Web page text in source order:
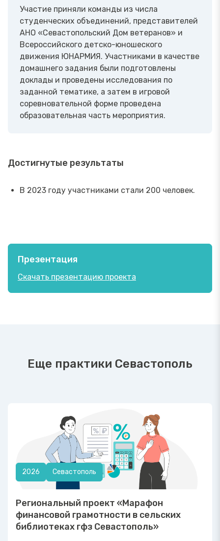
Участие приняли команды из числа
студенческих объединений, представителей
АНО «Севастопольский Дом ветеранов» и
Всероссийского детско-юношеского
движения ЮНАРМИЯ. Участниками в качестве
домашнего задания были подготовлены
доклады и проведены исследования по
заданной тематике, а затем в игровой
соревновательной форме проведена
образовательная часть мероприятия.
Достигнутые результаты
В 2023 году участниками стали 200 человек.
Презентация
Скачать презентацию проекта
Еще практики Севастополь
2026 Севастополь
Региональный проект «Марафон
финансовой грамотности в сельских
библиотеках гфз Севастополь»